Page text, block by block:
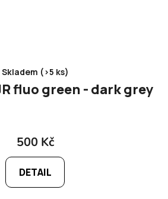
Skladem (>5 ks)
JR fluo green - dark grey
500 Kč
DETAIL